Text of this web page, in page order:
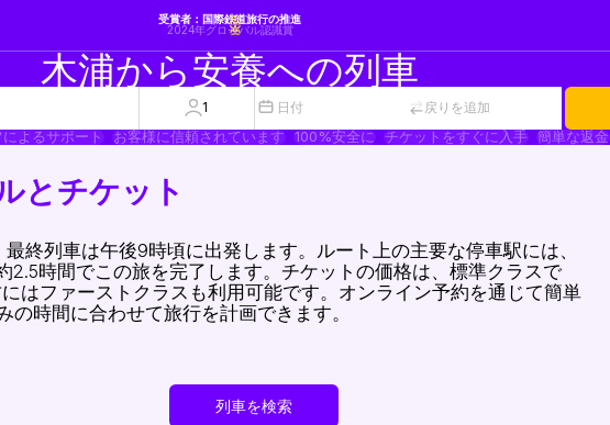
受賞者：国際鉄道旅行の推進
2024年グローバル認識賞
木浦から安養への列車
1 日付 戻りを追加
よるサポート お客様に信頼されています 100%安全に チケットをすぐに入手 簡単な返金
とチケット
終列車は午後9時頃に出発します。ルート上の主要な停車駅には、
時間でこの旅を完了します。チケットの価格は、標準クラスで
ファーストクラスも利用可能です。オンライン予約を通じて簡単
時間に合わせて旅行を計画できます。
列車を検索